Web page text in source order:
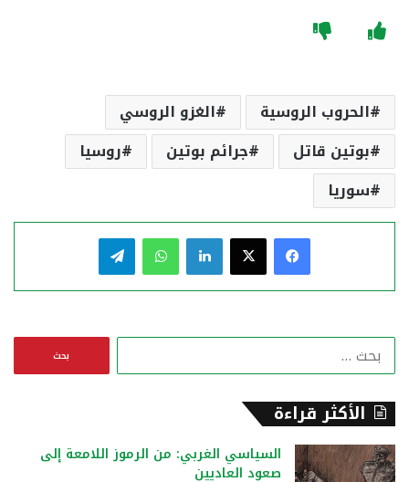
الحروب الروسية
الغزو الروسي
بوتين قاتل
جرائم بوتين
روسيا
سوريا
فيسبوك لينكدإن واتساب
ن
الأكثر قراءة
السياسي الغربي: من الرموز اللامعة إلى
صعود العاديين